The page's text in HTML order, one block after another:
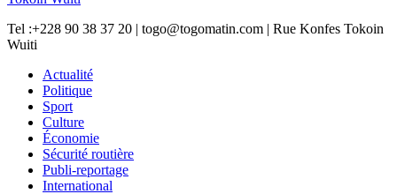
Tel :+228 90 38 37 20 | togo@togomatin.com | Rue Konfes Tokoin
Wuiti
Actualité
Politique
Sport
Culture
Économie
Sécurité routière
Publi-reportage
International